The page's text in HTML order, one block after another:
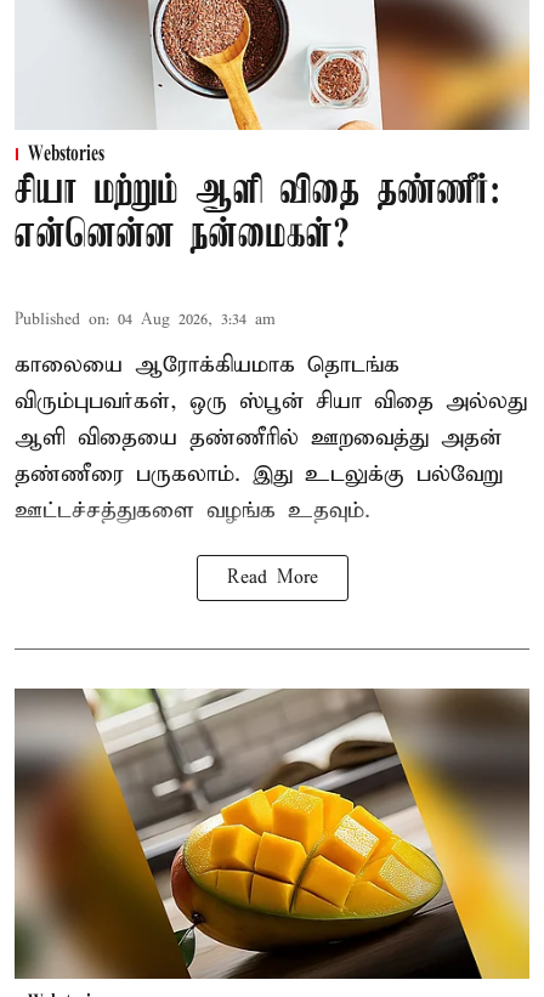
Webstories
சியா மற்றும் ஆளி விதை தண்ணீர்:
என்னென்ன நன்மைகள்?
Published on: 04 Aug 2026, 3:34 am
காலையை ஆரோக்கியமாக தொடங்க
விரும்புபவர்கள், ஒரு ஸ்பூன் சியா விதை அல்லது
ஆளி விதையை தண்ணீரில் ஊறவைத்து அதன்
தண்ணீரை பருகலாம். இது உடலுக்கு பல்வேறு
ஊட்டச்சத்துகளை வழங்க உதவும்.
Read More